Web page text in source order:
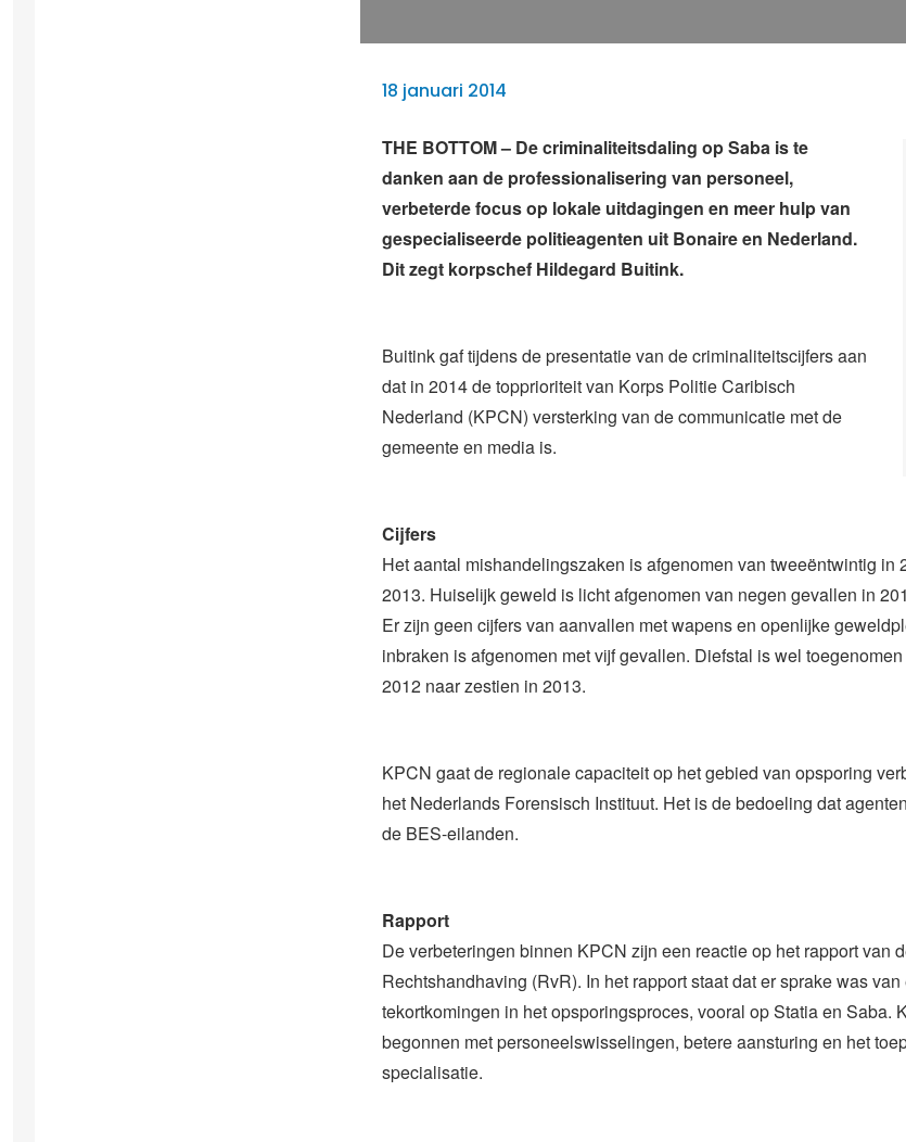
18 januari 2014
THE BOTTOM – De criminaliteitsdaling op Saba is te
danken aan de professionalisering van personeel,
verbeterde focus op lokale uitdagingen en meer hulp van
gespecialiseerde politieagenten uit Bonaire en Nederland.
Dit zegt korpschef Hildegard Buitink.
Buitink gaf tijdens de presentatie van de criminaliteitscijfers aan
dat in 2014 de topprioriteit van Korps Politie Caribisch
Nederland (KPCN) versterking van de communicatie met de
gemeente en media is.
Cijfers
Het aantal mishandelingszaken is afgenomen van tweeëntwintig in
2013. Huiselijk geweld is licht afgenomen van negen gevallen in
Er zijn geen cijfers van aanvallen met wapens en openlijke
inbraken is afgenomen met vijf gevallen. Diefstal is wel
2012 naar zestien in 2013.
KPCN gaat de regionale capaciteit op het gebied van opsporing
het Nederlands Forensisch Instituut. Het is de bedoeling dat
de BES-eilanden.
Rapport
De verbeteringen binnen KPCN zijn een reactie op het rapport van
Rechtshandhaving (RvR). In het rapport staat dat er sprake was
tekortkomingen in het opsporingsproces, vooral op Statia en Saba.
begonnen met personeelswisselingen, betere aansturing en het
specialisatie.